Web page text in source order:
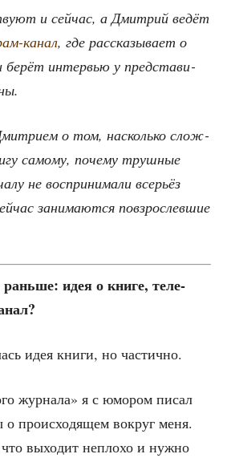
и сей­час, а Дмит­рий ведёт
канал, где рас­ска­зы­ва­ет о
берёт интер­вью у пред­ста­ви­
о том, насколь­ко слож­
само­му, поче­му труш­ные
не вос­при­ни­ма­ли все­рьёз
зани­ма­ют­ся повзрос­лев­шие
идея о кни­ге, теле­
идея кни­ги, но частично.
жур­на­ла» я с юмо­ром писал
о про­ис­хо­дя­щем вокруг меня.
выхо­дит непло­хо и нуж­но